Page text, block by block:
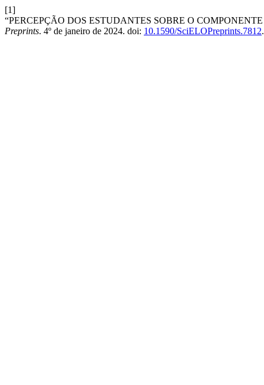
[1]
“PERCEPÇÃO DOS ESTUDANTES SOBRE O
Preprints. 4º de janeiro de 2024. doi: 10.1590/SciELOPreprints.7812.